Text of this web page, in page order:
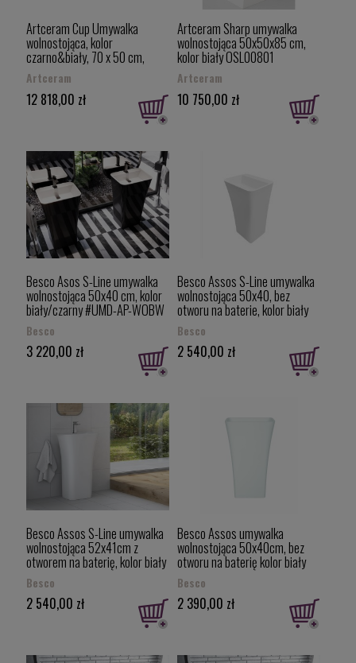
Artceram Cup Umywalka
wolnostojąca, kolor
czarno&biały, 70 x 50 cm,
OSL0040150
Artceram
12 818,00 zł
Artceram Sharp umywalka
wolnostojąca 50x50x85 cm,
kolor biały OSL00801
Artceram
10 750,00 zł
Besco Asos S-Line umywalka
wolnostojąca 50x40 cm, kolor
biały/czarny #UMD-AP-WOBW
Besco
3 220,00 zł
Besco Assos S-Line umywalka
wolnostojąca 50x40, bez
otworu na baterie, kolor biały
#UMD-AP-WO
Besco
2 540,00 zł
Besco Assos S-Line umywalka
wolnostojąca 52x41cm z
otworem na baterię, kolor biały
połysk #UMO-AP-WO
Besco
2 540,00 zł
Besco Assos umywalka
wolnostojąca 50x40cm, bez
otworu na baterię kolor biały
#UMD-A-WO
Besco
2 390,00 zł